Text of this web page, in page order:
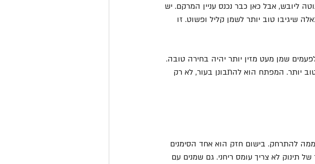
ליובש, אבל כאן כבר נכנס עניין המרקם. יש
שיגיבו טוב יותר לשמן קליל ופשוט. זו
שמן מעט מזין יותר יהיה בחירה טובה.
יותר. המפתח הוא להתבונן בעור, לא רק
להתרחק. בישום חזק הוא אחד הסימנים
תינוק לא צריך עומס ריחני. גם שמנים עם